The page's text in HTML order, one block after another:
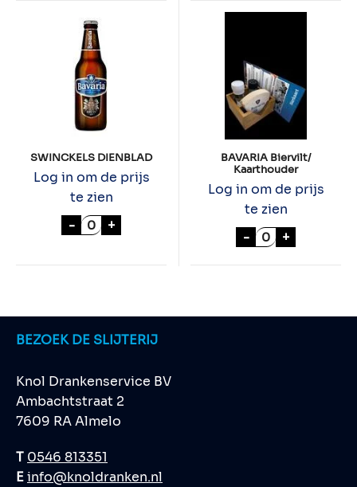
SWINCKELS DIENBLAD
Log in om de prijs
te zien
- SWINCKELS DIENBLAD aantal
+
BAVARIA Biervilt/
Kaarthouder
Log in om de prijs
te zien
- BAVARIA
+
BEZOEK DE SLIJTERIJ
Knol Drankenservice BV
Ambachtstraat 2
7609 RA Almelo
T 0546 813351
Einfo@knoldranken.nl